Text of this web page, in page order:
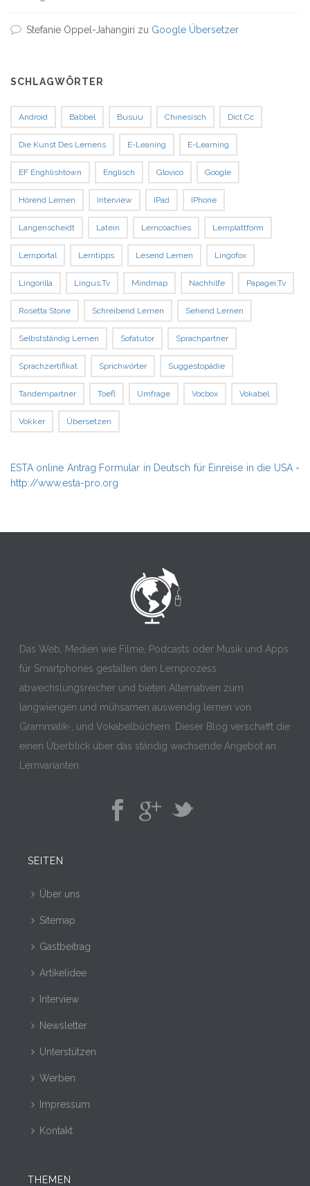
Stefanie Oppel-Jahangiri zu Google Übersetzer
SCHLAGWÖRTER
Android Babbel Busuu Chinesisch Dict.cc
Die Kunst Des Lernens E-Leaning E-Learning
EF Enghlishtown Englisch Glovico Google
Hörend Lernen Interview IPad IPhone
Langenscheidt Latein Lerncoachies Lernplattform
Lernportal Lerntipps Lesend Lernen Lingofox
Lingorilla Lingus.tv Mindmap Nachhilfe Papagei.tv
Rosetta Stone Schreibend Lernen Sehend Lernen
Selbstständig Lernen Sofatutor Sprachpartner
Sprachzertifikat Sprichwörter Suggestopädie
Tandempartner Toefl Umfrage Vocbox Vokabel
Vokker Übersetzen
ESTA online Antrag Formular in Deutsch für Einreise in die USA-
http://www.esta-pro.org
Das Web, Medien wie Filme, Podcasts oder Musik und Apps
für Smartphones gestalten den Lernprozess
abwechslungsreicher und bieten Alternativen zum
langwierigen und mühsamen auswendig lernen von
Grammatik-, und Vokabelbüchern. Dieser Blog verschafft die
einen Überblick über das ständig wachsende Angebot an
Lernvarianten.
SEITEN
Über uns
Sitemap
Gastbeitrag
Artikelidee
Interview
Newsletter
Unterstützen
Werben
Impressum
Kontakt
THEMEN